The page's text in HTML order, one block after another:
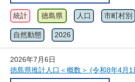
統計 徳島県 人口 市町村別
自然動態 2026
2026年7月6日
徳島県推計人口＜概数＞ (令和8年4月1